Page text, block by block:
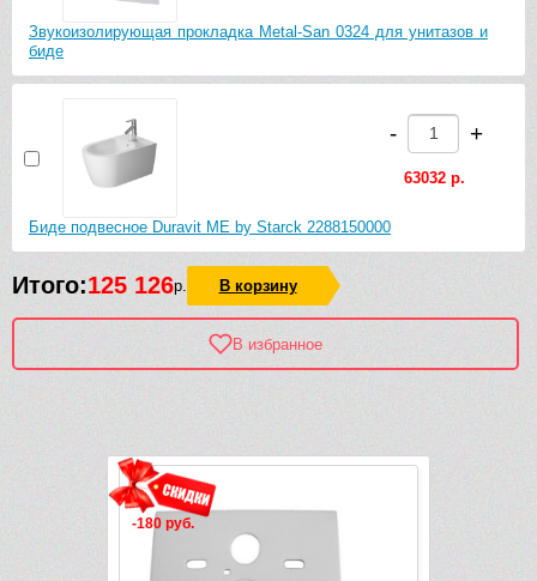
Звукоизолирующая прокладка Metal-San 0324 для унитазов и
биде
Биде подвесное Duravit ME by Starck 2288150000
- +
63032 р.
Итого:125 126р. В корзину
В избранное
-180 руб.